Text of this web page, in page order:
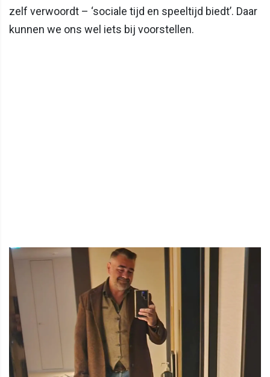
zelf verwoordt – ‘sociale tijd en speeltijd biedt’. Daar
kunnen we ons wel iets bij voorstellen.